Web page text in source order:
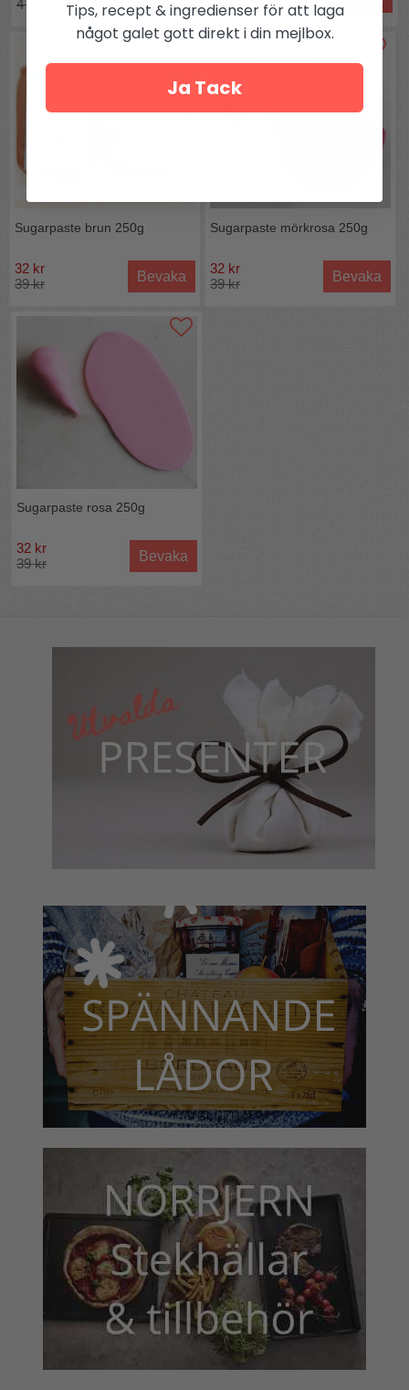
47 kr 39 kr
Sugarpaste brun 250g
32 kr
39 kr
Bevaka
Sugarpaste mörkrosa 250g
32 kr
39 kr
Bevaka
Sugarpaste rosa 250g
32 kr
39 kr
Bevaka
Tips, recept & ingredienser för att laga
något galet gott direkt i din mejlbox.
Ja Tack